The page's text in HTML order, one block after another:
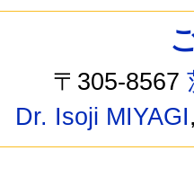
〒305-8567
Dr. Isoji MIYAGI,